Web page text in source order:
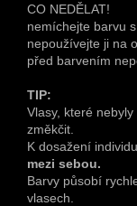
CO NEDĚLAT!
nemíchejte barvu
nepoužívejte ji na
před barvením
TIP:
Vlasy, které
změkčit.
K dosažení
mezi sebou.
Barvy působí
vlasech.